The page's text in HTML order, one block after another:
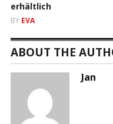
erhältlich
BY EVA
ABOUT THE
Jan